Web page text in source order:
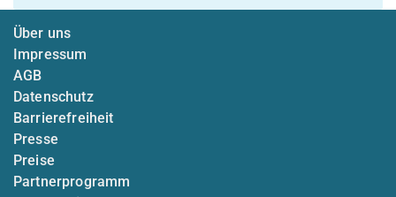
Über uns
Impressum
AGB
Datenschutz
Barrierefreiheit
Presse
Preise
Partnerprogramm